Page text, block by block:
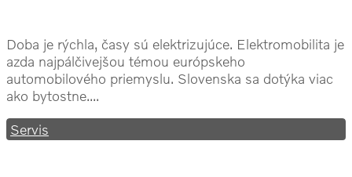
Doba je rýchla, časy sú elektrizujúce. Elektromobilita je
azda najpálčivejšou témou európskeho
automobilového priemyslu. Slovenska sa dotýka viac
ako bytostne....
Servis